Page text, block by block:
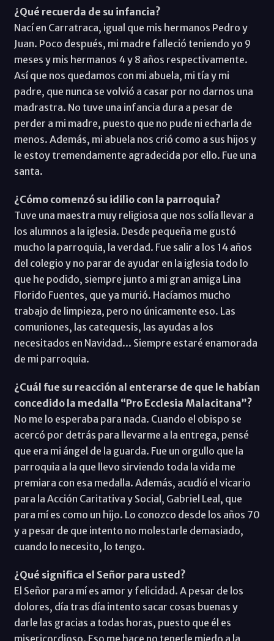
¿Qué recuerda de su infancia?
Nací en Carratraca, igual que mis hermanos Pedro y
Juan. Poco después, mi madre falleció teniendo yo 9
meses y mis hermanos 4 y 8 años respectivamente.
Así que nos quedamos con mi abuela, mi tía y mi
padre, que nunca se volvió a casar por no darnos una
madrastra. No tuve una infancia dura a pesar de
perder a mi madre, puesto que no pude ni echarla de
menos. Además, mi abuela nos crió como a sus hijos y
le estoy tremendamente agradecida por ello. Fue una
santa.
¿Cómo comenzó su idilio con la parroquia?
Tuve una maestra muy religiosa que nos solía llevar a
los alumnos a la iglesia. Desde pequeña me gustó
mucho la parroquia, la verdad. Fue salir a los 14 años
del colegio y no parar de ayudar en la iglesia todo lo
que he podido, siempre junto a mi gran amiga Lina
Florido Fuentes, que ya murió. Hacíamos mucho
trabajo de limpieza, pero no únicamente eso. Las
comuniones, las catequesis, las ayudas a los
necesitados en Navidad... Siempre estaré enamorada
de mi parroquia.
¿Cuál fue su reacción al enterarse de que le habían
concedido la medalla “Pro Ecclesia Malacitana”?
No me lo esperaba para nada. Cuando el obispo se
acercó por detrás para llevarme a la entrega, pensé
que era mi ángel de la guarda. Fue un orgullo que la
parroquia a la que llevo sirviendo toda la vida me
premiara con esa medalla. Además, acudió el vicario
para la Acción Caritativa y Social, Gabriel Leal, que
para mí es como un hijo. Lo conozco desde los años 70
y a pesar de que intento no molestarle demasiado,
cuando lo necesito, lo tengo.
¿Qué significa el Señor para usted?
El Señor para mí es amor y felicidad. A pesar de los
dolores, día tras día intento sacar cosas buenas y
darle las gracias a todas horas, puesto que él es
misericordioso. Eso me hace no tenerle miedo a la